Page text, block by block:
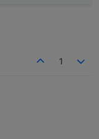
1
hier zu